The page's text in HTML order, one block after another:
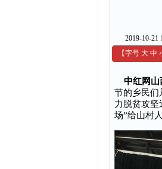
2019-10-21
【字号 大 中
中红网山
节的乡民们
力脱贫攻坚
场”给山村